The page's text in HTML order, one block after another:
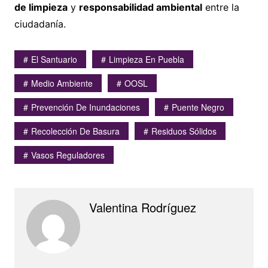
de limpiezay responsabilidad ambientalentre la
ciudadanía.
El Santuario
Limpieza En Puebla
Medio Ambiente
OOSL
Prevención De Inundaciones
Puente Negro
Recolección De Basura
Residuos Sólidos
Vasos Reguladores
Valentina Rodríguez